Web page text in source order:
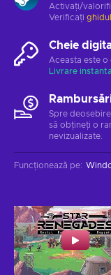
Activați/
Verificați
Cheie
Aceasta este o
Livrare
Spre
să obțineți o
nevizualizate.
Funcționează pe: